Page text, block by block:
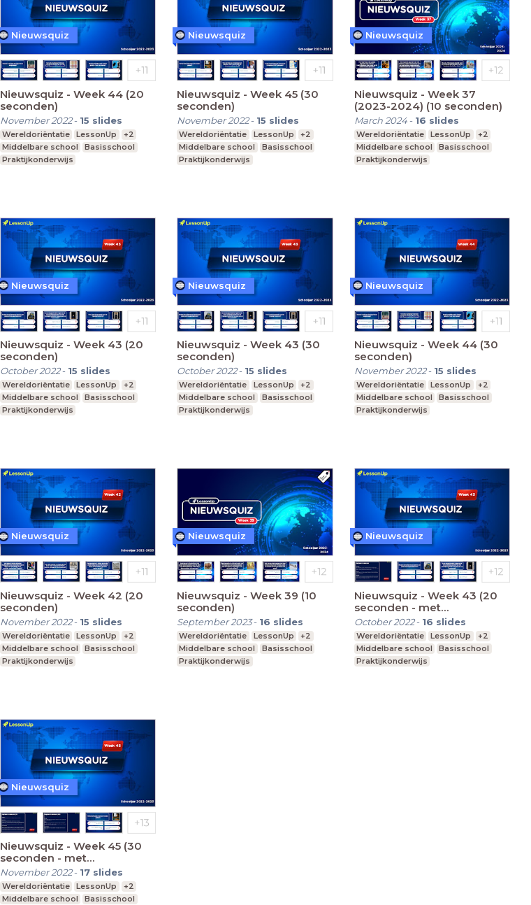
Nieuwsquiz - Week 44 (20
seconden)
November 2022- 15 slides
Wereldoriëntatie LessonUp
+2
Middelbare school
Basisschool
Praktijkonderwijs
Nieuwsquiz
Nieuwsquiz - Week 45 (30
seconden)
November 2022- 15 slides
Wereldoriëntatie LessonUp
+2
Middelbare school
Basisschool
Praktijkonderwijs
Nieuwsquiz
Nieuwsquiz - Week 37
(2023-2024) (10 seconden)
March 2024- 16 slides
Wereldoriëntatie LessonUp
+2
Middelbare school
Basisschool
Praktijkonderwijs
Nieuwsquiz
Nieuwsquiz - Week 43 (20
seconden)
October 2022- 15 slides
Wereldoriëntatie LessonUp
+2
Middelbare school
Basisschool
Praktijkonderwijs
Nieuwsquiz
Nieuwsquiz - Week 43 (30
seconden)
October 2022- 15 slides
Wereldoriëntatie LessonUp
+2
Middelbare school
Basisschool
Praktijkonderwijs
Nieuwsquiz
Nieuwsquiz - Week 44 (30
seconden)
November 2022- 15 slides
Wereldoriëntatie LessonUp
+2
Middelbare school
Basisschool
Praktijkonderwijs
Nieuwsquiz
Nieuwsquiz - Week 42 (20
seconden)
November 2022- 15 slides
Wereldoriëntatie LessonUp
+2
Middelbare school
Basisschool
Praktijkonderwijs
Nieuwsquiz
Nieuwsquiz - Week 39 (10
seconden)
September 2023- 16 slides
Wereldoriëntatie LessonUp
+2
Middelbare school
Basisschool
Praktijkonderwijs
Nieuwsquiz
Nieuwsquiz - Week 43 (20
seconden - met
begrippenlijst)
October 2022- 16 slides
Wereldoriëntatie LessonUp
+2
Middelbare school
Basisschool
Praktijkonderwijs
Nieuwsquiz
Nieuwsquiz - Week 45 (30
seconden - met
begrippenlijst)
November 2022- 17 slides
Wereldoriëntatie LessonUp
+2
Middelbare school
Basisschool
Nieuwsquiz